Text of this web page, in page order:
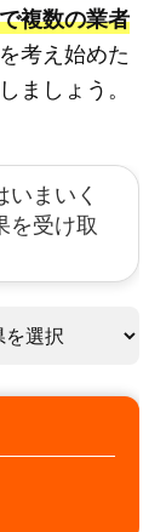
複数の業者
考え始めた
ましょう。
いまいく
を受け取